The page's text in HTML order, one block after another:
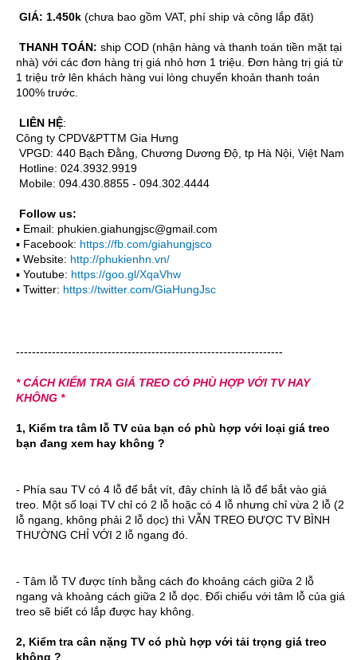
GIÁ: 1.450k (chưa bao gồm VAT, phí ship và công lắp đặt)
THANH TOÁN: ship COD (nhận hàng và thanh toán tiền mặt tại
nhà) với các đơn hàng trị giá nhỏ hơn 1 triệu. Đơn hàng trị giá từ
1 triệu trở lên khách hàng vui lòng chuyển khoản thanh toán
100% trước.
LIÊN HỆ:
Công ty CPDV&PTTM Gia Hưng
VPGD: 440 Bạch Đằng, Chương Dương Độ, tp Hà Nội, Việt Nam
Hotline: 024.3932.9919
Mobile: 094.430.8855 - 094.302.4444
Follow us:
▪ Email: phukien.giahungjsc@gmail.com
▪ Facebook: https://fb.com/giahungjsco
▪ Website: http://phukienhn.vn/
▪ Youtube: https://goo.gl/XqaVhw
▪ Twitter: https://twitter.com/GiaHungJsc
-------------------------------------------------------------------
* CÁCH KIỂM TRA GIÁ TREO CÓ PHÙ HỢP VỚI TV HAY
KHÔNG *
1, Kiểm tra tâm lỗ TV của bạn có phù hợp với loại giá treo
bạn đang xem hay không ?
- Phía sau TV có 4 lỗ để bắt vít, đây chính là lỗ để bắt vào giá
treo. Một số loại TV chỉ có 2 lỗ hoặc có 4 lỗ nhưng chỉ vừa 2 lỗ (2
lỗ ngang, không phải 2 lỗ dọc) thì VẪN TREO ĐƯỢC TV BÌNH
THƯỜNG CHỈ VỚI 2 lỗ ngang đó.
- Tâm lỗ TV được tính bằng cách đo khoảng cách giữa 2 lỗ
ngang và khoảng cách giữa 2 lỗ dọc. Đối chiếu với tâm lỗ của giá
treo sẽ biết có lắp được hay không.
2, Kiểm tra cân nặng TV có phù hợp với tải trọng giá treo
không ?